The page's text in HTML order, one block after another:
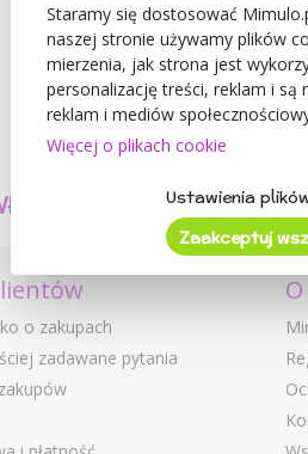
PRODUKTY
o zakupach
zadawane pytania
Staramy się dostosować
naszej stronie używamy plików
mierzenia, jak strona jest
personalizację treści, reklam i są
reklam i mediów
Więcej o plikach cookie
Ustawienia
Zaakceptuj